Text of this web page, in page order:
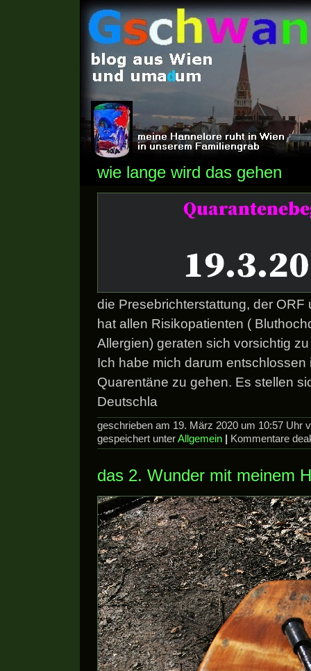
wie lange wird das gehen
die Presebrichterstattung, der ORF
hat allen Risikopatienten (
Allergien) geraten sich vorsichtig
Ich habe mich darum entschlossen
Quarentäne zu gehen. Es stellen
Deutschla
geschrieben am 19. März 2020 um 10:57 Uhr
gespeichert unterAllgemein Kommentare
das 2. Wunder mit meinem